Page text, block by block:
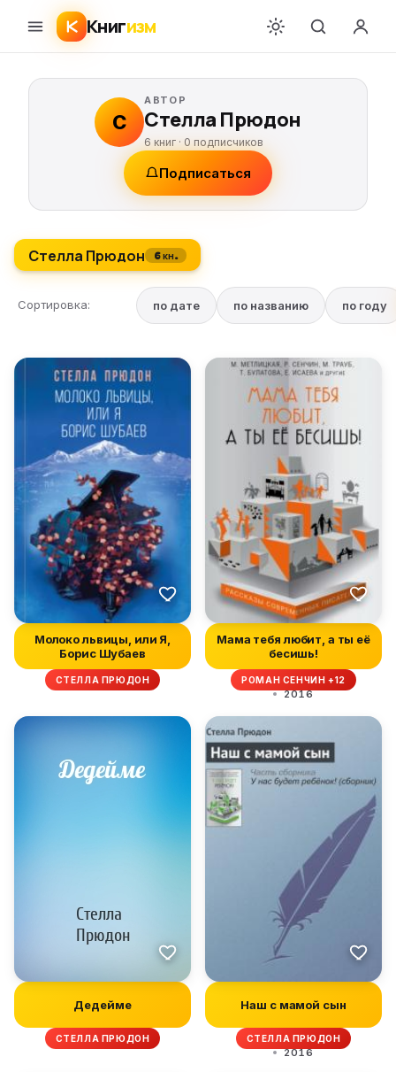
Книгизм
С
АВТОР
Стелла Прюдон
6 книг ·0 подписчиков
Подписаться
Стелла Прюдон 6 кн.
Сортировка: по дате по названию по году
Молоко львицы, или Я,
Борис Шубаев
СТЕЛЛА ПРЮДОН
Мама тебя любит, а ты её
бесишь!
РОМАН СЕНЧИН +12
2016
Дедейме
СТЕЛЛА ПРЮДОН
Наш с мамой сын
СТЕЛЛА ПРЮДОН
2016